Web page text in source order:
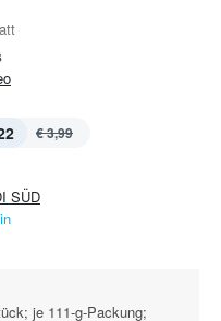
€ 3,99
SÜD
je 111-g-Packung;